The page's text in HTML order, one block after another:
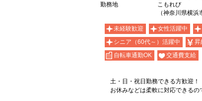
勤務地
こもれび
（神奈川県横浜
未経験歓迎 女性活躍中
シニア（60代～）活躍中
昇
自転車通勤OK
交通費支給
土・日・祝日勤務できる方歓迎！
お休みなどは柔軟に対応できるの